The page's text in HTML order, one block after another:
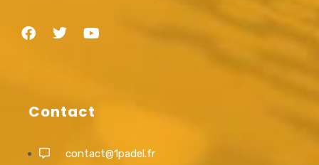
Contact
contact@1padel.fr